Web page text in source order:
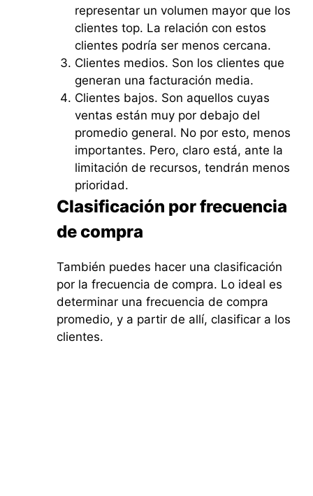
representar un volumen mayor que los
clientes top. La relación con estos
clientes podría ser menos cercana.
Clientes medios. Son los clientes que
generan una facturación media.
Clientes bajos. Son aquellos cuyas
ventas están muy por debajo del
promedio general. No por esto, menos
importantes. Pero, claro está, ante la
limitación de recursos, tendrán menos
prioridad.
Clasificación por frecuencia
de compra
También puedes hacer una clasificación
por la frecuencia de compra. Lo ideal es
determinar una frecuencia de compra
promedio, y a partir de allí, clasificar a los
clientes.